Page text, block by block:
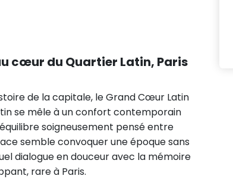
cœur du Quartier Latin, Paris
de la capitale, le Grand Cœur Latin
se mêle à un confort contemporain
soigneusement pensé entre
semble convoquer une époque sans
dialogue en douceur avec la mémoire
rare à Paris.